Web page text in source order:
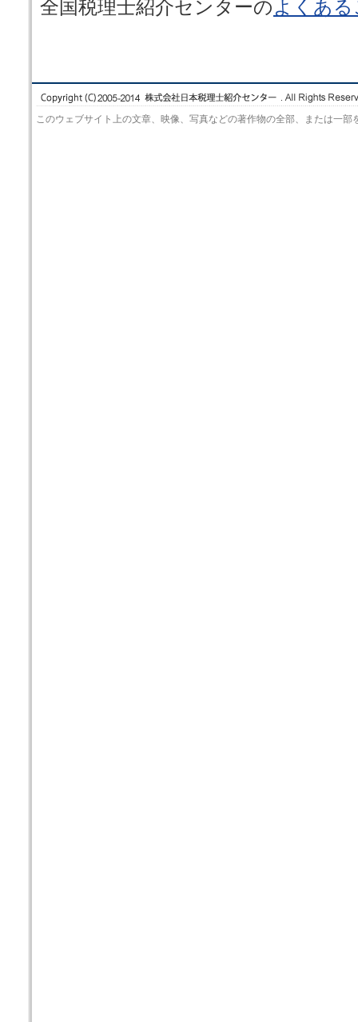
全国税理士紹介センターのよくあ
このウェブサイト上の文章、映像、写真などの著作物の全部、または一